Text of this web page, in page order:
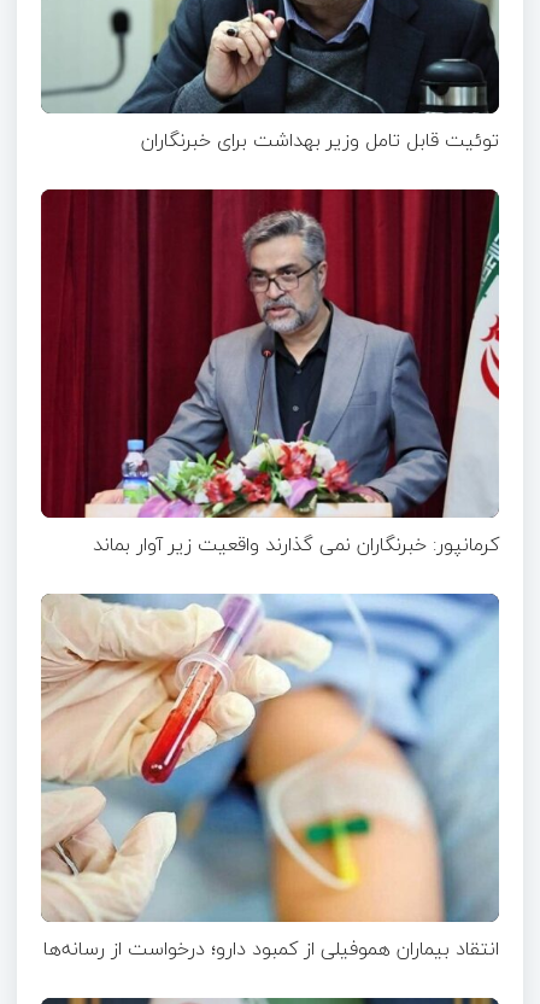
توئیت قابل تامل وزیر بهداشت برای خبرنگاران
کرمانپور: خبرنگاران نمی گذارند واقعیت زیر آوار بماند
انتقاد بیماران هموفیلی از کمبود دارو؛ درخواست از رسانه‌ها